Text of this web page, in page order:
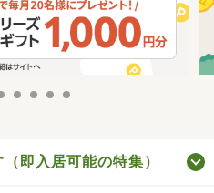
即入居可能の特集）